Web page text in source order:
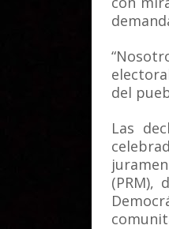
del
Las
(PRM),